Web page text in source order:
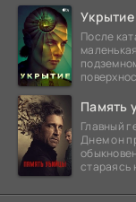
После
Память
Главный
Днем он
стараясь